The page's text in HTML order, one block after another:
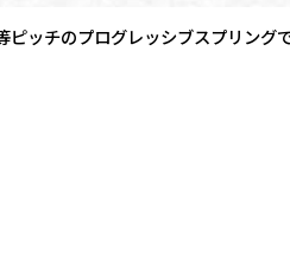
ッチのプログレッシブスプリング